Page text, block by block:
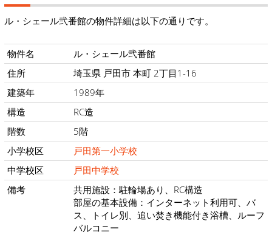
ル・シェール弐番館の物件詳細は以下の通りです。
物件名
ル・シェール弐番館
住所
埼玉県 戸田市 本町 2丁目1-16
建築年
1989年
構造
RC造
階数
5階
小学校区
戸田第一小学校
中学校区
戸田中学校
備考
共用施設：駐輪場あり、RC構造
部屋の基本設備：インターネット利用可、バ
ス、トイレ別、追い焚き機能付き浴槽、ルーフ
バルコニー